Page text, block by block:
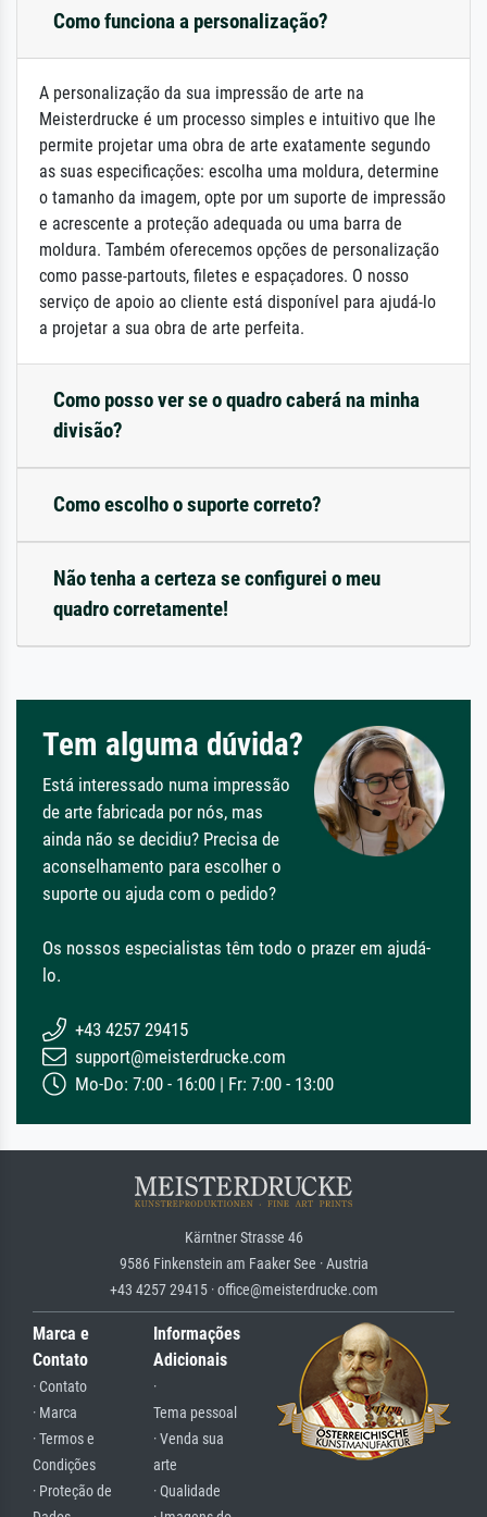
Como funciona a personalização?
A personalização da sua impressão de arte na
Meisterdrucke é um processo simples e intuitivo que lhe
permite projetar uma obra de arte exatamente segundo
as suas especificações: escolha uma moldura, determine
o tamanho da imagem, opte por um suporte de impressão
e acrescente a proteção adequada ou uma barra de
moldura. Também oferecemos opções de personalização
como passe-partouts, filetes e espaçadores. O nosso
serviço de apoio ao cliente está disponível para ajudá-lo
a projetar a sua obra de arte perfeita.
Como posso ver se o quadro caberá na minha
divisão?
Como escolho o suporte correto?
Não tenha a certeza se configurei o meu
quadro corretamente!
Tem alguma dúvida?
Está interessado numa impressão
de arte fabricada por nós, mas
ainda não se decidiu? Precisa de
aconselhamento para escolher o
suporte ou ajuda com o pedido?
Os nossos especialistas têm todo o prazer em ajudá-
lo.
+43 4257 29415
support@meisterdrucke.com
Mo-Do: 7:00 - 16:00 | Fr: 7:00 - 13:00
Kärntner Strasse 46
9586 Finkenstein am Faaker See · Austria
+43 4257 29415 · office@meisterdrucke.com
Marca e
Contato
· Contato
· Marca
· Termos e
Condições
· Proteção de
Informações
Adicionais
·
Tema pessoal
· Venda sua
arte
· Qualidade